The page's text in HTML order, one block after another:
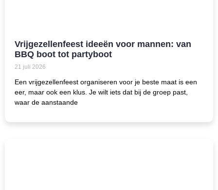
Vrijgezellenfeest ideeën voor mannen: van
BBQ boot tot partyboot
21 juli 2026
Een vrijgezellenfeest organiseren voor je beste maat is een
eer, maar ook een klus. Je wilt iets dat bij de groep past,
waar de aanstaande